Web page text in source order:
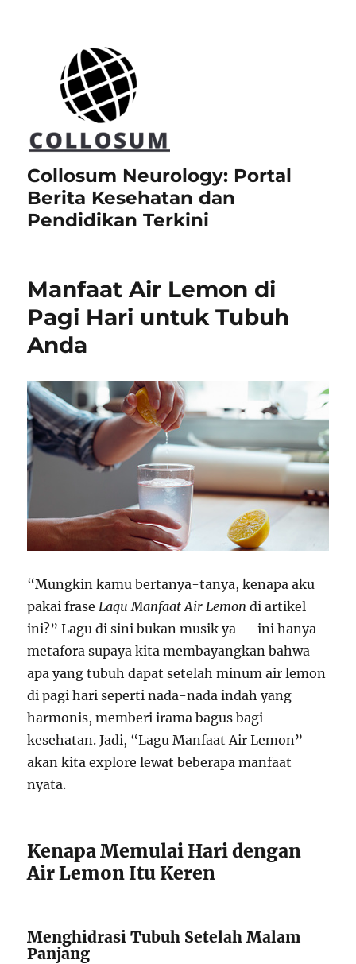
Collosum Neurology: Portal
Berita Kesehatan dan
Pendidikan Terkini
Manfaat Air Lemon di
Pagi Hari untuk Tubuh
Anda
“Mungkin kamu bertanya-tanya, kenapa aku
pakai frase Lagu Manfaat Air Lemon di artikel
ini?” Lagu di sini bukan musik ya — ini hanya
metafora supaya kita membayangkan bahwa
apa yang tubuh dapat setelah minum air lemon
di pagi hari seperti nada-nada indah yang
harmonis, memberi irama bagus bagi
kesehatan. Jadi, “Lagu Manfaat Air Lemon”
akan kita explore lewat beberapa manfaat
nyata.
Kenapa Memulai Hari dengan
Air Lemon Itu Keren
Menghidrasi Tubuh Setelah Malam
Panjang